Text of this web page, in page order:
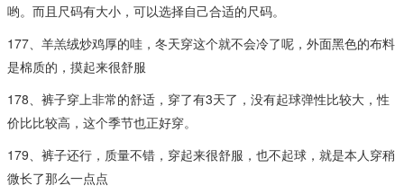
哟。而且尺码有大小，可以选择自己合适的尺码。
177、羊羔绒炒鸡厚的哇，冬天穿这个就不会冷了呢，外面黑色的布料
是棉质的，摸起来很舒服
178、裤子穿上非常的舒适，穿了有3天了，没有起球弹性比较大，性
价比比较高，这个季节也正好穿。
179、裤子还行，质量不错，穿起来很舒服，也不起球，就是本人穿稍
微长了那么一点点